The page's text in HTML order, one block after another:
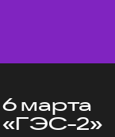
6 марта
«ГЭС-2»